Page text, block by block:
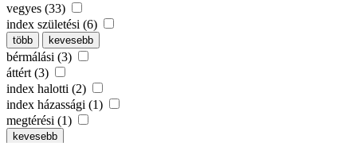
vegyes (33)
index születési (6)
több kevesebb
bérmálási (3)
áttért (3)
index halotti (2)
index házassági (1)
megtérési (1)
kevesebb